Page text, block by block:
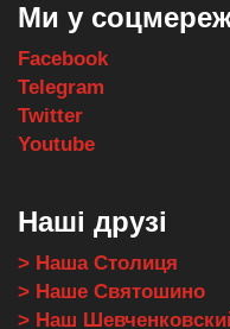
Ми у
Facebook
Telegram
Twitter
Youtube
Наші друзі
> Наша Столиця
> Наше Святошино
> Наш